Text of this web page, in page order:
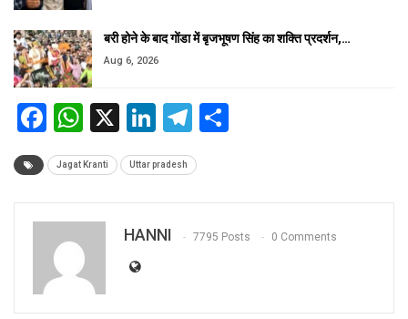
बरी होने के बाद गोंडा में बृजभूषण सिंह का शक्ति प्रदर्शन,…
Aug 6, 2026
Facebook
WhatsApp
X LinkedIn
Telegram
Jagat Kranti Uttar pradesh
HANNI 7795 Posts 0 Comments